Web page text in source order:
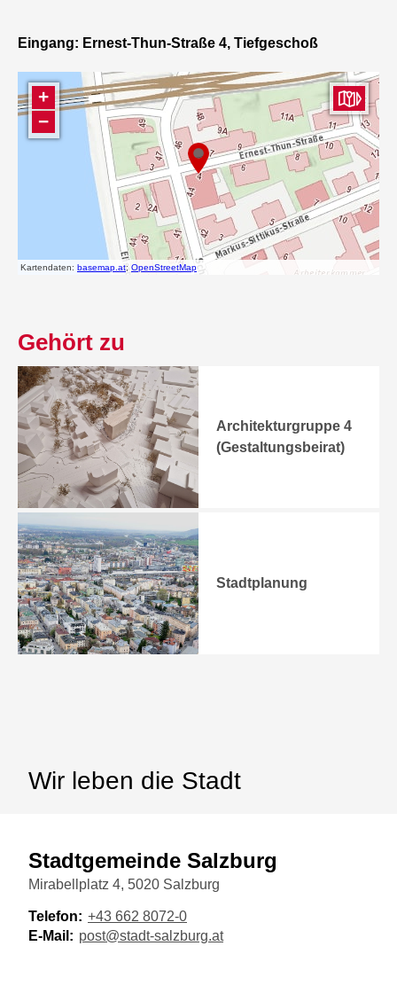
Eingang: Ernest-Thun-Straße 4, Tiefgeschoß
Gehört zu
Architekturgruppe 4
(Gestaltungsbeirat)
Stadtplanung
Wir leben die Stadt
Stadtgemeinde Salzburg
Mirabellplatz 4, 5020 Salzburg
Telefon: +43 662 8072-0
E-Mail: post@stadt-salzburg.at